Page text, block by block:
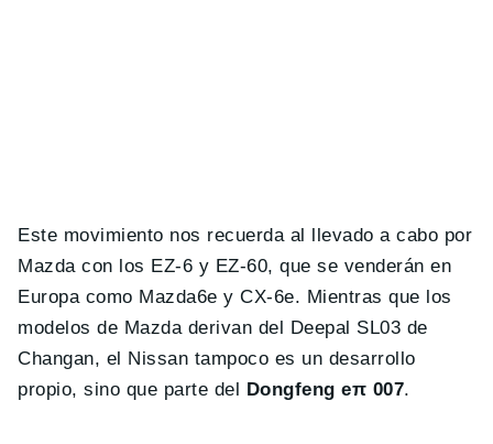
Este movimiento nos recuerda al llevado a cabo por
Mazda con los EZ-6 y EZ-60, que se venderán en
Europa como Mazda6e y CX-6e. Mientras que los
modelos de Mazda derivan del Deepal SL03 de
Changan, el Nissan tampoco es un desarrollo
propio, sino que parte del
Dongfeng eπ 007.